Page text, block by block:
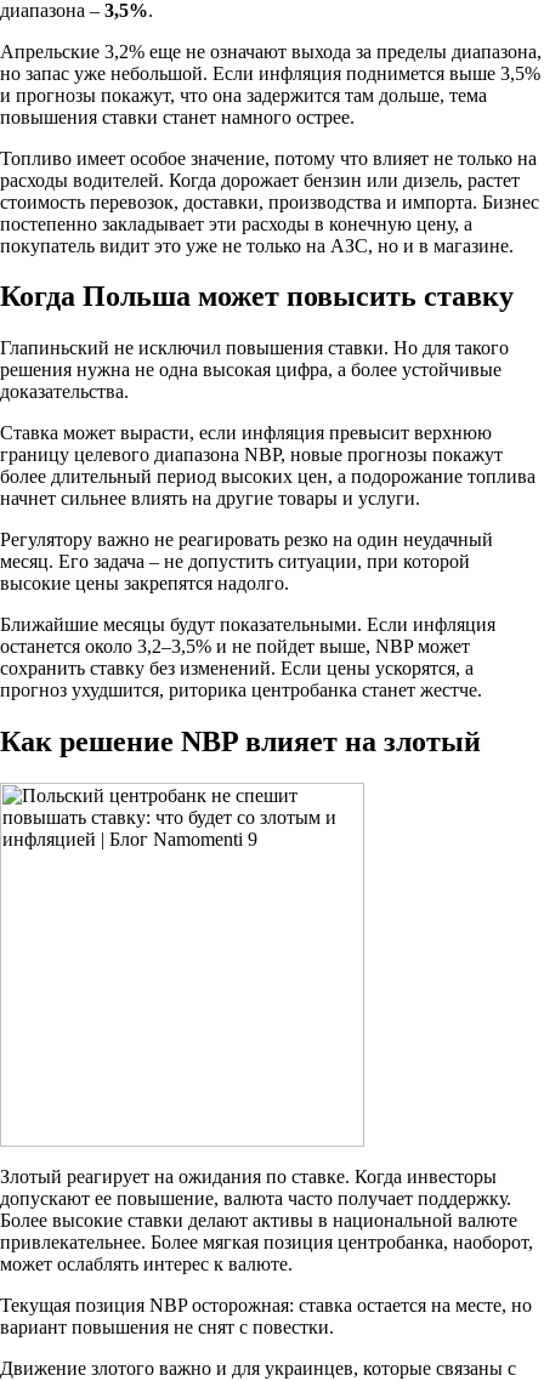
диапазона – 3,5%.
Апрельские 3,2% еще не означают выхода за пределы диапазона,
но запас уже небольшой. Если инфляция поднимется выше 3,5%
и прогнозы покажут, что она задержится там дольше, тема
повышения ставки станет намного острее.
Топливо имеет особое значение, потому что влияет не только на
расходы водителей. Когда дорожает бензин или дизель, растет
стоимость перевозок, доставки, производства и импорта. Бизнес
постепенно закладывает эти расходы в конечную цену, а
покупатель видит это уже не только на АЗС, но и в магазине.
Когда Польша может повысить ставку
Глапиньский не исключил повышения ставки. Но для такого
решения нужна не одна высокая цифра, а более устойчивые
доказательства.
Ставка может вырасти, если инфляция превысит верхнюю
границу целевого диапазона NBP, новые прогнозы покажут
более длительный период высоких цен, а подорожание топлива
начнет сильнее влиять на другие товары и услуги.
Регулятору важно не реагировать резко на один неудачный
месяц. Его задача – не допустить ситуации, при которой
высокие цены закрепятся надолго.
Ближайшие месяцы будут показательными. Если инфляция
останется около 3,2–3,5% и не пойдет выше, NBP может
сохранить ставку без изменений. Если цены ускорятся, а
прогноз ухудшится, риторика центробанка станет жестче.
Как решение NBP влияет на злотый
Злотый реагирует на ожидания по ставке. Когда инвесторы
допускают ее повышение, валюта часто получает поддержку.
Более высокие ставки делают активы в национальной валюте
привлекательнее. Более мягкая позиция центробанка, наоборот,
может ослаблять интерес к валюте.
Текущая позиция NBP осторожная: ставка остается на месте, но
вариант повышения не снят с повестки.
Движение злотого важно и для украинцев, которые связаны с